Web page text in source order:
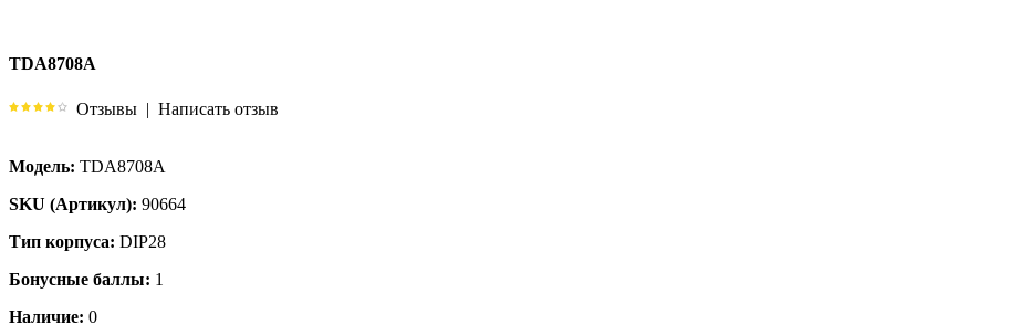
TDA8708A
Отзывы | Написать отзыв
Модель: TDA8708A
SKU (Артикул): 90664
Тип корпуса: DIP28
Бонусные баллы: 1
Наличие: 0